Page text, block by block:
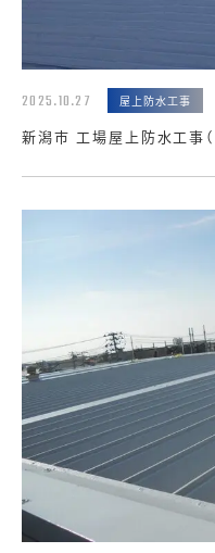
2025.10.27 屋上防水工事
新潟市 工場屋上防水工事